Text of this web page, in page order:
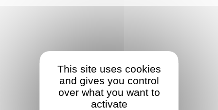
This site uses cookies
and gives you control
over what you want to
activate